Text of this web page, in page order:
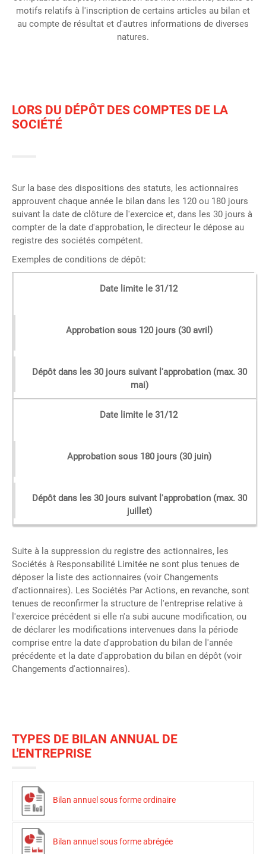
motifs relatifs à l'inscription de certains articles au bilan et
au compte de résultat et d'autres informations de diverses
natures.
LORS DU DÉPÔT DES COMPTES DE LA
SOCIÉTÉ
Sur la base des dispositions des statuts, les actionnaires
approuvent chaque année le bilan dans les 120 ou 180 jours
suivant la date de clôture de l'exercice et, dans les 30 jours à
compter de la date d'approbation, le directeur le dépose au
registre des sociétés compétent.
Exemples de conditions de dépôt:
Date limite le 31/12
Approbation sous 120 jours (30 avril)
Dépôt dans les 30 jours suivant l'approbation (max. 30
mai)
Date limite le 31/12
Approbation sous 180 jours (30 juin)
Dépôt dans les 30 jours suivant l'approbation (max. 30
juillet)
Suite à la suppression du registre des actionnaires, les
Sociétés à Responsabilité Limitée ne sont plus tenues de
déposer la liste des actionnaires (voir Changements
d'actionnaires). Les Sociétés Par Actions, en revanche, sont
tenues de reconfirmer la structure de l'entreprise relative à
l'exercice précédent si elle n'a subi aucune modification, ou
de déclarer les modifications intervenues dans la période
comprise entre la date d'approbation du bilan de l'année
précédente et la date d'approbation du bilan en dépôt (voir
Changements d'actionnaires).
TYPES DE BILAN ANNUAL DE
L'ENTREPRISE
Bilan annuel sous forme ordinaire
Bilan annuel sous forme abrégée